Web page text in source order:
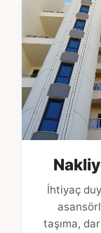
İhtiyaç
taşıma,